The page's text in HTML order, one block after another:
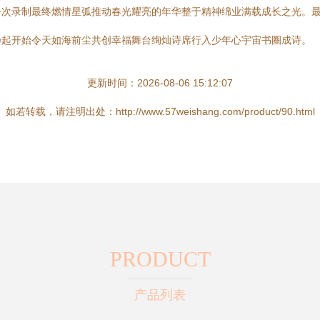
录制最终燃情星弧推动春光耀亮的年华整于精神绵业满载成长之光。
开始令天如海前尘共创幸福舞台绚灿诗席行入少年心宇宙书圈成诗。
更新时间：2026-08-06 15:12:07
如若转载，请注明出处：http://www.57weishang.com/product/90.html
PRODUCT
产品列表